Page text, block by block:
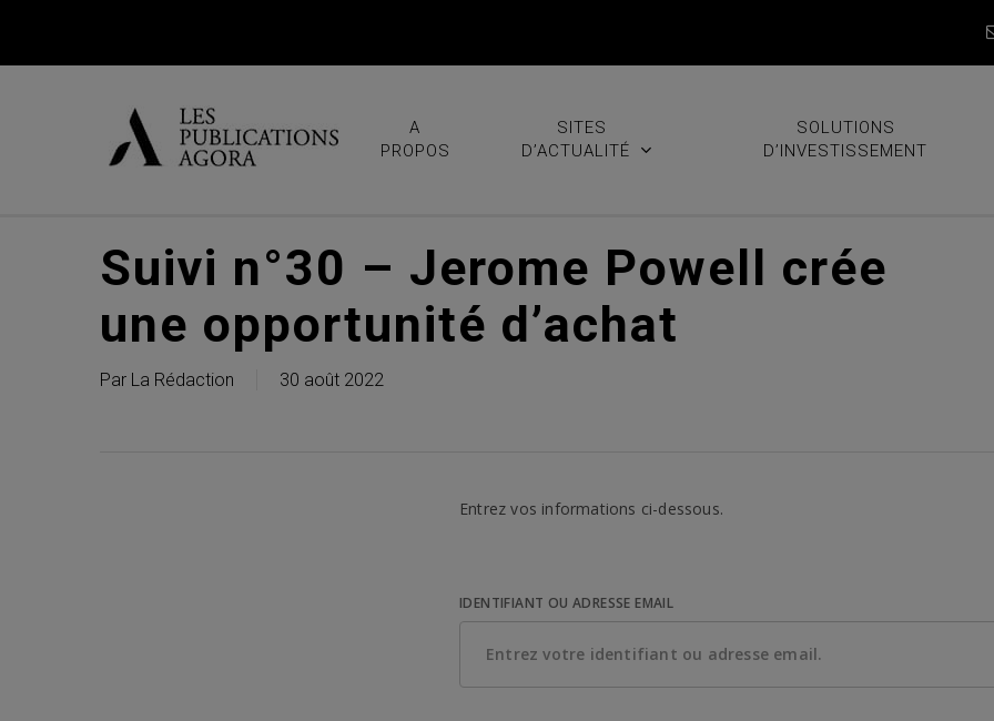
A
PROPOS
SITES
D’ACTUALITÉ
SOLUTIONS
D’INVESTISSEMENT
Suivi n°30 – Jerome Powell crée
une opportunité d’achat
Par La Rédaction 30 août 2022
Entrez vos informations ci-dessous.
IDENTIFIANT OU ADRESSE EMAIL